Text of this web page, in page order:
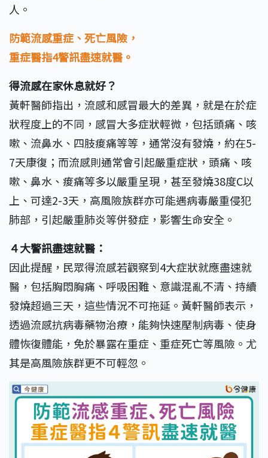
人。
防範流感重症、死亡風險，
重症醫指4警訊盡速就醫。
得流感在家休息就好？
黃軒醫師指出，流感和感冒最大的差異，就是在於症
狀程度上的不同，感冒大多症狀輕微，包括頭痛、咳
嗽、流鼻水、四肢痠痛等等，通常沒有發燒，約在5-
7天康復；而流感則通常會引起嚴重症狀，頭痛、咳
嗽、鼻水、痠痛等多以嚴重呈現，甚至發燒38度C以
上、可達2-3天，高風險族群亦可能遇病毒嚴重侵犯
肺部，引起嚴重肺炎等併發症，影響生命安全。
４大警訊盡速就醫：
因此提醒，民眾得流感若觀察到4大症狀就應盡速就
醫，包括胸悶胸痛、呼吸困難、意識混亂不清、持續
發燒超過三天，這些情況不可拖延。黃軒醫師表示，
透過流感抗病毒藥物治療，能夠快速壓制病毒、使身
體恢復體能，免於暴露在重症、重症死亡等風險。尤
其是高風險族群更不可輕忽。